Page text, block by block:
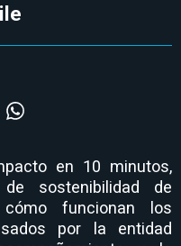
en 10 minutos,
de sostenibilidad de
cómo funcionan los
por la entidad